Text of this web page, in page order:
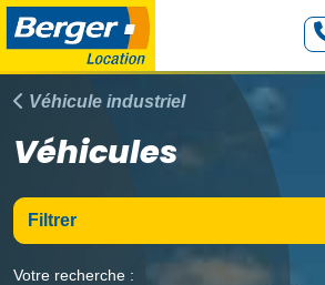
Véhicule industriel
Véhicules
Filtrer
Votre recherche :